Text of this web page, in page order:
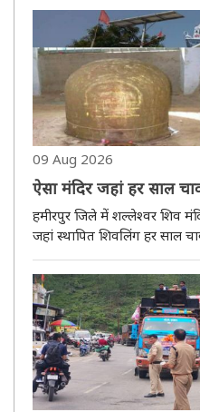
तिरंगे तैयार कर रही हैं। जिले के सभी सात प्रखंडों की करीब 400
जीविका दीदियां..
09 Aug 2026
ऐसा मंदिर जहां हर साल
शिवलिंग
हमीरपुर जिले में शल्लेश्वर शिव
जहां स्थापित शिवलिंग हर साल
मंदिर महाभारत काल से भी जुड़ा